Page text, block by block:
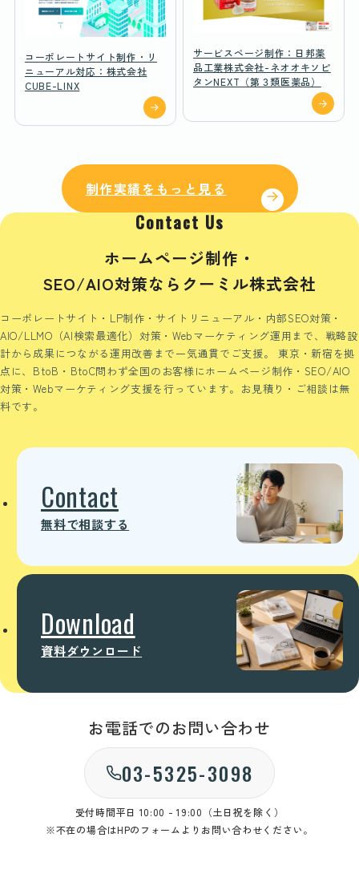
コーポレートサイト制作・リ
ニューアル対応：株式会社
CUBE-LINX
サービスページ制作：日邦薬
品工業株式会社-ネオオキソピ
タンNEXT（第３類医薬品）
制作実績をもっと見る
Contact Us
ホームページ制作・
SEO/AIO対策ならクーミル株式会社
コーポレートサイト・LP制作・サイトリニューアル・内部SEO対策・
AIO/LLMO（AI検索最適化）対策・Webマーケティング運用まで、戦略設
計から成果につながる運用改善まで一気通貫でご支援。
東京・新宿を拠
点に、BtoB・BtoC問わず全国のお客様にホームページ制作・SEO/AIO
対策・Webマーケティング支援を行っています。お見積り・ご相談は無
料です。
Contact
無料で相談する
Download
資料ダウンロード
お電話でのお問い合わせ
03-5325-3098
受付時間平日 10:00 - 19:00（土日祝を除く）
※不在の場合はHPのフォームよりお問い合わせください。